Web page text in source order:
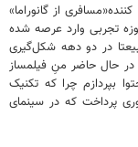
از گانوراما»
تجربی وارد عرصه شده
کردند. طبیعتا در دو دهه شکل‌گیری
در حال حاضر منِ فیلمساز
بپردازم چرا که تکنیک
پرداخت که در سینمای